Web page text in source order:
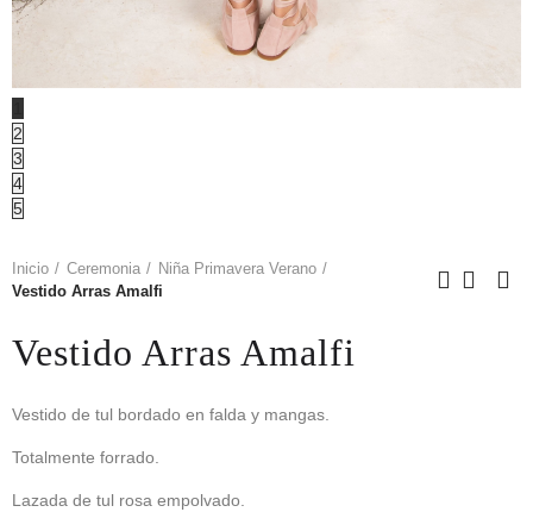
2
3
4
5
Inicio Ceremonia
Niña Primavera Verano
Vestido Arras Amalfi
Vestido Arras Amalfi
Vestido de tul bordado en falda y mangas.
Totalmente forrado.
Lazada de tul rosa empolvado.